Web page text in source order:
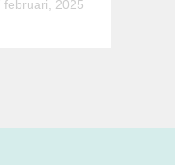
februari, 2025